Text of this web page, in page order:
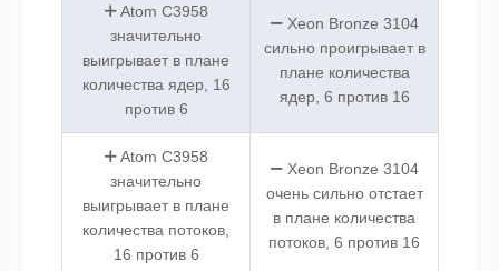
Atom C3958
значительно
выигрывает в плане
количества ядер, 16
против 6
Xeon Bronze 3104
сильно проигрывает в
плане количества
ядер, 6 против 16
Atom C3958
значительно
выигрывает в плане
количества потоков,
16 против 6
Xeon Bronze 3104
очень сильно отстает
в плане количества
потоков, 6 против 16